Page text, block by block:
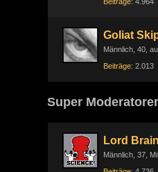
Goliat
Männlich 40
Beiträge 2.013
Super
Lord
Männlich 37